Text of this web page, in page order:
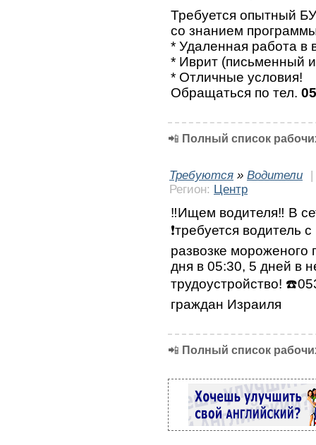
Требуется опытный
со знанием
* Удаленная работа в
* Иврит (письменный
* Отличные условия!
Обращаться по тел.
📲 Полный список
Требуются » Водители
|
Регион: Центр
‼️Ищем водителя‼️ В
❗требуется водитель
развозке мороженого
дня в 05:30, 5 дней в
трудоустройство!
граждан Израиля
📲 Полный список